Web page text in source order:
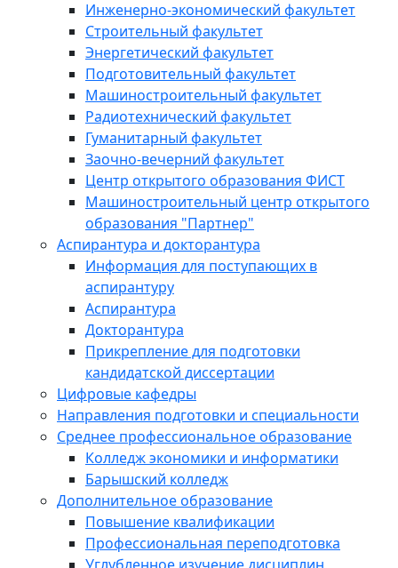
Инженерно-экономический факультет
Строительный факультет
Энергетический факультет
Подготовительный факультет
Машиностроительный факультет
Радиотехнический факультет
Гуманитарный факультет
Заочно-вечерний факультет
Центр открытого образования ФИСТ
Машиностроительный центр открытого
образования "Партнер"
Аспирантура и докторантура
Информация для поступающих в
аспирантуру
Аспирантура
Докторантура
Прикрепление для подготовки
кандидатской диссертации
Цифровые кафедры
Направления подготовки и специальности
Среднее профессиональное образование
Колледж экономики и информатики
Барышский колледж
Дополнительное образование
Повышение квалификации
Профессиональная переподготовка